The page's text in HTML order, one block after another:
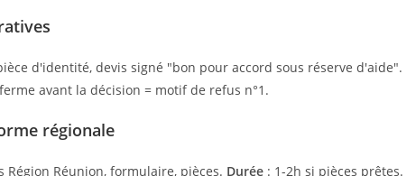
d'identité, devis signé "bon pour accord sous réserve d'aide".
avant la décision = motif de refus n°1.
régionale
Réunion, formulaire, pièces. Durée : 1-2h si pièces prêtes.